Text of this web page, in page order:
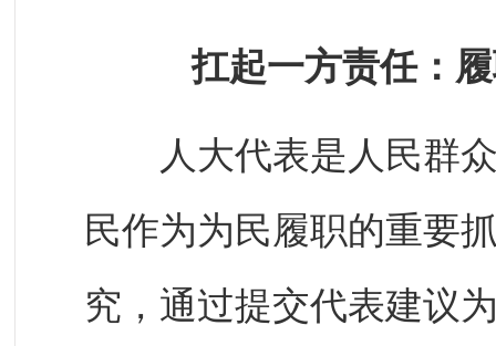
扛起一方责任：
人大代表是人民群众
民作为为民履职的重要
究，通过提交代表建议